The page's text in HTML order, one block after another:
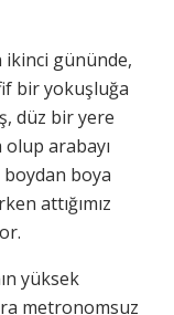
ikinci gününde,
bir yokuşluğa
düz bir yere
arabayı
boydan boya
attığımız
yüksek
metronomsuz